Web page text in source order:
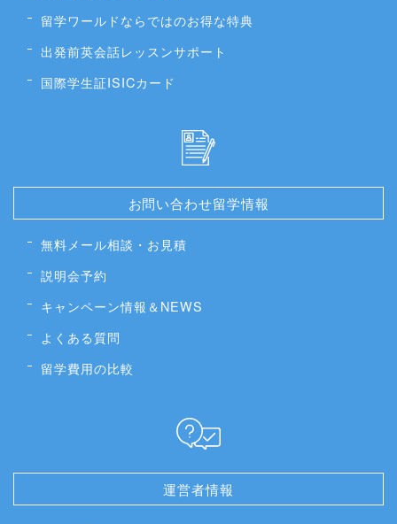
留学ワールドならではのお得な特典
出発前英会話レッスンサポート
国際学生証ISICカード
お問い合わせ留学情報
無料メール相談・お見積
説明会予約
キャンペーン情報＆NEWS
よくある質問
留学費用の比較
運営者情報